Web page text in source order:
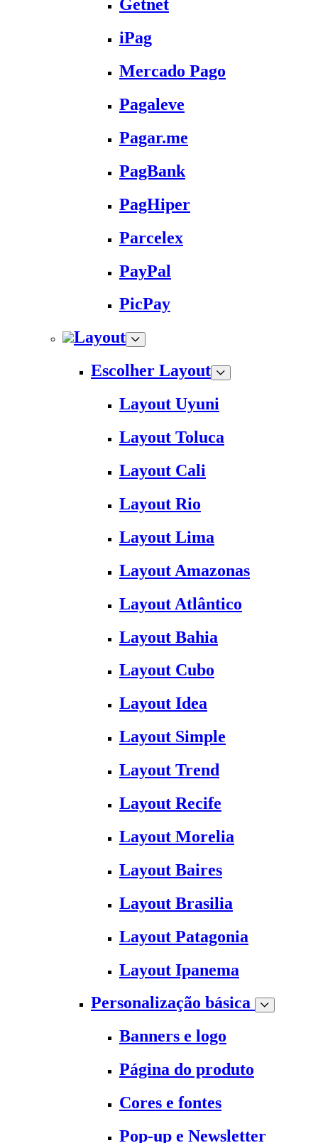
Getnet
iPag
Mercado Pago
Pagaleve
Pagar.me
PagBank
PagHiper
Parcelex
PayPal
PicPay
Layout
Escolher Layout
Layout Uyuni
Layout Toluca
Layout Cali
Layout Rio
Layout Lima
Layout Amazonas
Layout Atlântico
Layout Bahia
Layout Cubo
Layout Idea
Layout Simple
Layout Trend
Layout Recife
Layout Morelia
Layout Baires
Layout Brasilia
Layout Patagonia
Layout Ipanema
Personalização básica
Banners e logo
Página do produto
Cores e fontes
Pop-up e Newsletter